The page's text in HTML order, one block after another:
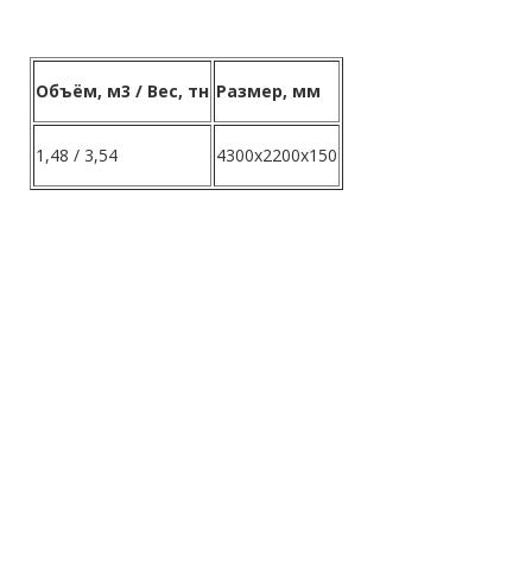
Объём, м3 / Вес, тн Размер, мм
1,48 / 3,54 4300x2200x150